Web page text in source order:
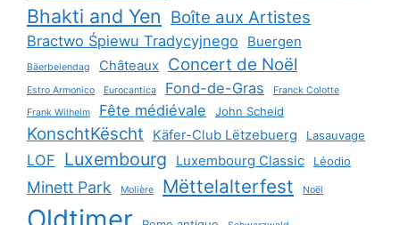
Bhakti and Yen Boîte aux Artistes
Bractwo Śpiewu Tradycyjnego Buergen
Bäerbelendag Châteaux Concert de Noël
Estro Armonico Eurocantica Fond-de-Gras
Franck Colotte
Frank Wilhelm
Fête médiévale John Scheid
KonschtKëscht Käfer-Club Lëtzebuerg Lasauvage
LOF Luxembourg Luxembourg Classic Léodio
Minett Park Molière Mëttelalterfest Noël